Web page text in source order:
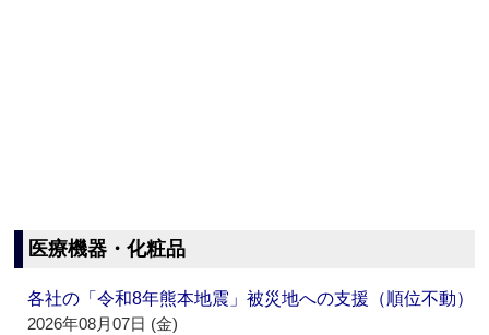
医療機器・化粧品
各社の「令和8年熊本地震」被災地への支援（順位不動）
2026年08月07日 (金)